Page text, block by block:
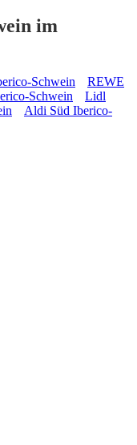
im
Schwein
REWE
Schwein
Lidl
Aldi Süd Iberico-